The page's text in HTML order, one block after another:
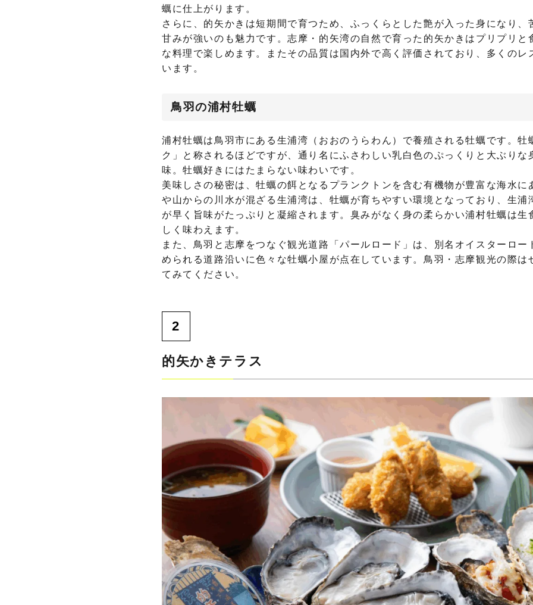
蠣に仕上がります。
さらに、的矢かきは短期間で育つため、ふっくらとした艶が入った身になり、
甘みが強いのも魅力です。志摩・的矢湾の自然で育った的矢かきはプリプリと
な料理で楽しめます。またその品質は国内外で高く評価されており、多くのレ
います。
鳥羽の浦村牡蠣
浦村牡蠣は鳥羽市にある生浦湾（おおのうらわん）で養殖される牡蠣です。牡
ク」と称されるほどですが、通り名にふさわしい乳白色のぷっくりと大ぶりな
味。牡蠣好きにはたまらない味わいです。
美味しさの秘密は、牡蠣の餌となるプランクトンを含む有機物が豊富な海水に
や山からの川水が混ざる生浦湾は、牡蠣が育ちやすい環境となっており、生浦
が早く旨味がたっぷりと凝縮されます。臭みがなく身の柔らかい浦村牡蠣は生
しく味わえます。
また、鳥羽と志摩をつなぐ観光道路「パールロード」は、別名オイスターロー
められる道路沿いに色々な牡蠣小屋が点在しています。鳥羽・志摩観光の際は
てみてください。
的矢かきテラス